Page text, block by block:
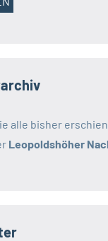
alle bisher
Leopoldshöher